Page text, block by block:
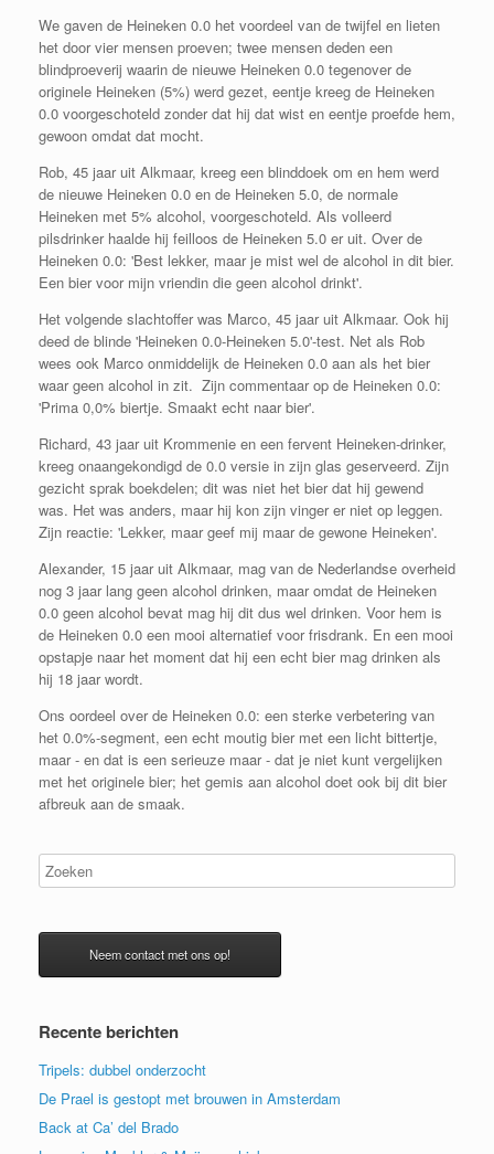
We gaven de Heineken 0.0 het voordeel van de twijfel en lieten
het door vier mensen proeven; twee mensen deden een
blindproeverij waarin de nieuwe Heineken 0.0 tegenover de
originele Heineken (5%) werd gezet, eentje kreeg de Heineken
0.0 voorgeschoteld zonder dat hij dat wist en eentje proefde hem,
gewoon omdat dat mocht.
Rob, 45 jaar uit Alkmaar, kreeg een blinddoek om en hem werd
de nieuwe Heineken 0.0 en de Heineken 5.0, de normale
Heineken met 5% alcohol, voorgeschoteld. Als volleerd
pilsdrinker haalde hij feilloos de Heineken 5.0 er uit. Over de
Heineken 0.0: 'Best lekker, maar je mist wel de alcohol in dit bier.
Een bier voor mijn vriendin die geen alcohol drinkt'.
Het volgende slachtoffer was Marco, 45 jaar uit Alkmaar. Ook hij
deed de blinde 'Heineken 0.0-Heineken 5.0'-test. Net als Rob
wees ook Marco onmiddelijk de Heineken 0.0 aan als het bier
waar geen alcohol in zit. Zijn commentaar op de Heineken 0.0:
'Prima 0,0% biertje. Smaakt echt naar bier'.
Richard, 43 jaar uit Krommenie en een fervent Heineken-drinker,
kreeg onaangekondigd de 0.0 versie in zijn glas geserveerd. Zijn
gezicht sprak boekdelen; dit was niet het bier dat hij gewend
was. Het was anders, maar hij kon zijn vinger er niet op leggen.
Zijn reactie: 'Lekker, maar geef mij maar de gewone Heineken'.
Alexander, 15 jaar uit Alkmaar, mag van de Nederlandse overheid
nog 3 jaar lang geen alcohol drinken, maar omdat de Heineken
0.0 geen alcohol bevat mag hij dit dus wel drinken. Voor hem is
de Heineken 0.0 een mooi alternatief voor frisdrank. En een mooi
opstapje naar het moment dat hij een echt bier mag drinken als
hij 18 jaar wordt.
Ons oordeel over de Heineken 0.0: een sterke verbetering van
het 0.0%-segment, een echt moutig bier met een licht bittertje,
maar - en dat is een serieuze maar - dat je niet kunt vergelijken
met het originele bier; het gemis aan alcohol doet ook bij dit bier
afbreuk aan de smaak.
Neem contact met ons op!
Recente berichten
Tripels: dubbel onderzocht
De Prael is gestopt met brouwen in Amsterdam
Back at Ca’ del Brado